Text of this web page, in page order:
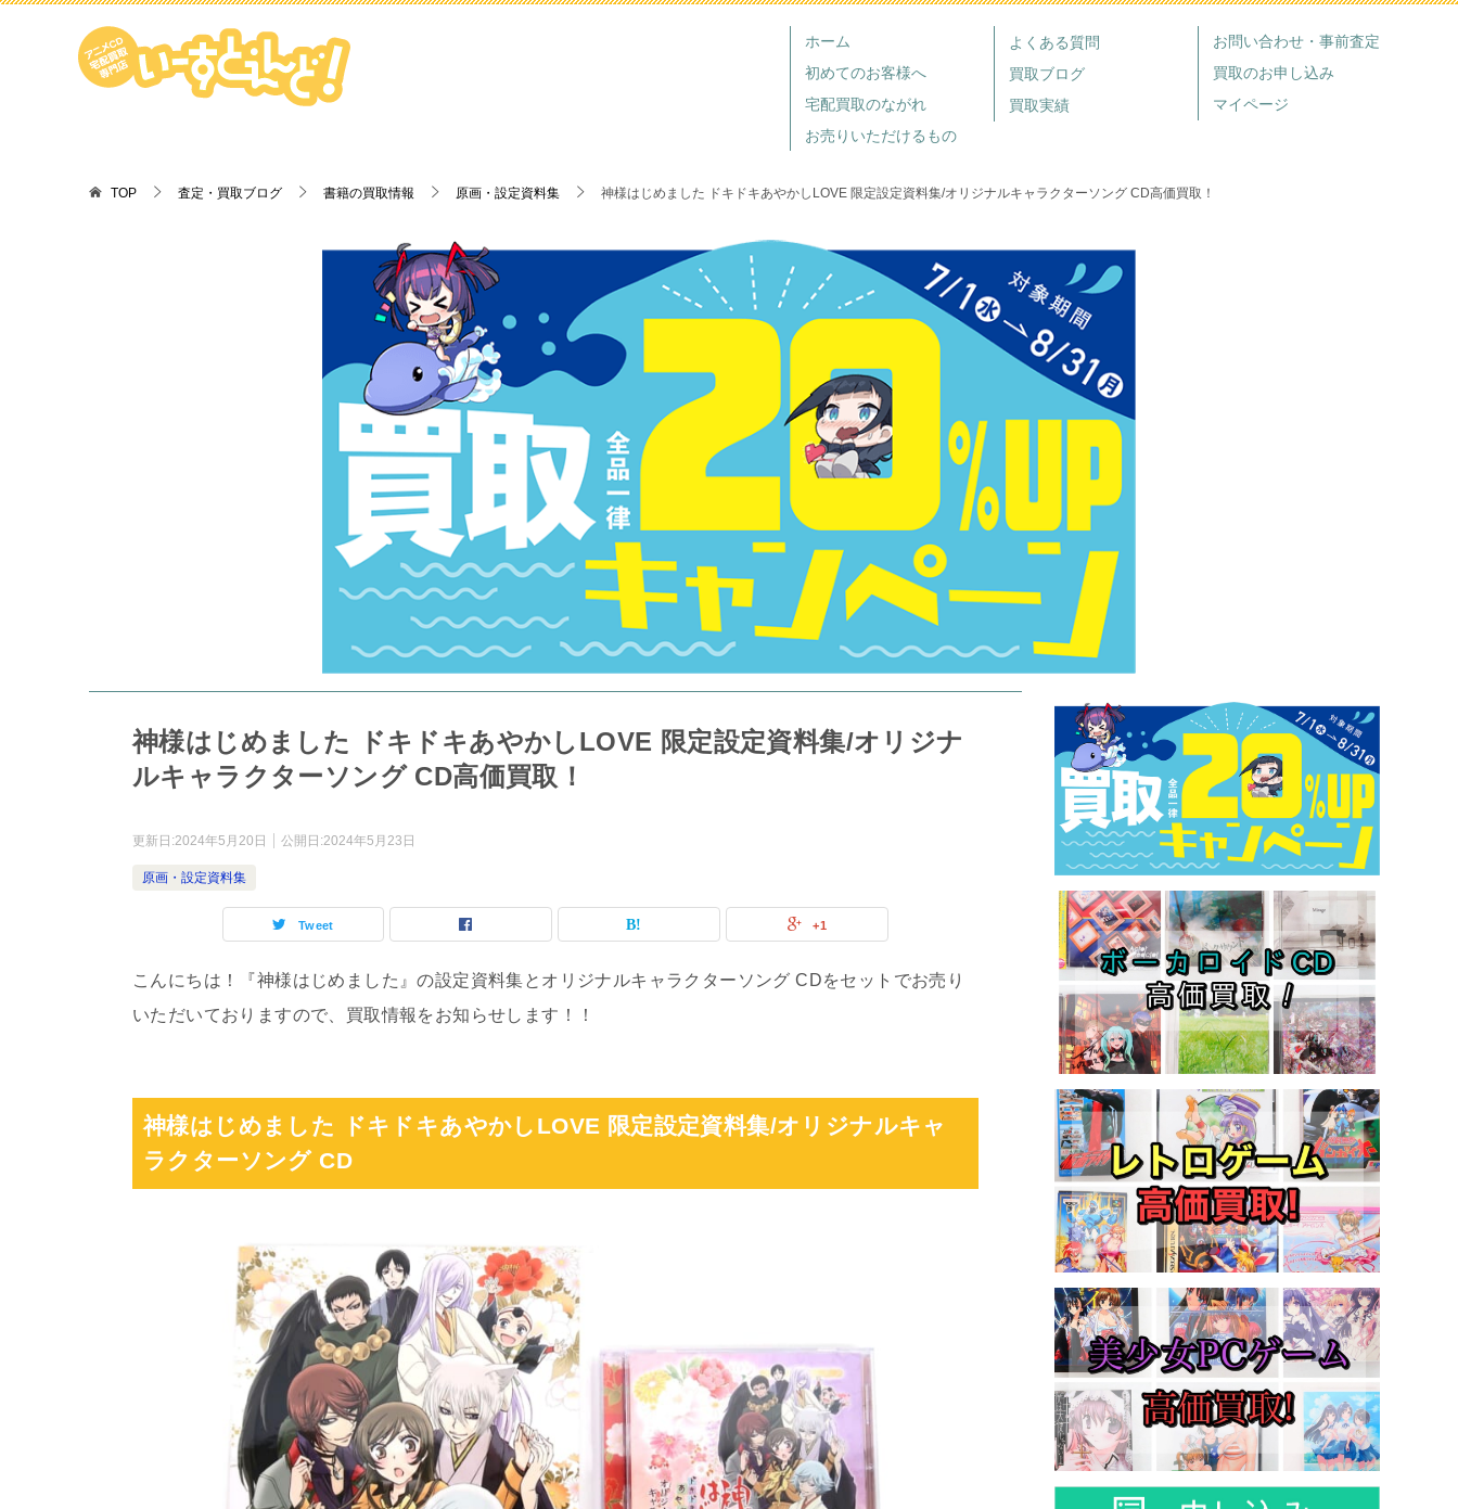
ホーム
初めてのお客様へ
宅配買取のながれ
お売りいただけるもの
よくある質問
買取ブログ
買取実績
お問い合わせ・事前査定
買取のお申し込み
マイページ
TOP 査定・買取ブログ 書籍の買取情報 原画・設定資料集 神様はじめました ドキドキあやかしLOVE 限定設定資料集/オリジナルキャラクターソング CD高価買取！
神様はじめました ドキドキあやかしLOVE 限定設定資料集/オリジナ
ルキャラクターソング CD高価買取！
更新日:2024年5月20日 公開日:2024年5月23日
原画・設定資料集
Tweet +1
こんにちは！『神様はじめました』の設定資料集とオリジナルキャラクターソング CDをセットでお売り
いただいておりますので、買取情報をお知らせします！！
神様はじめました ドキドキあやかしLOVE 限定設定資料集/オリジナルキャ
ラクターソング CD